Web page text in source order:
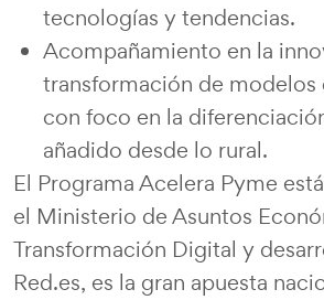
tecnologías y tendencias.
Acompañamiento en la
transformación de modelos
con foco en la
añadido desde lo rural.
El Programa Acelera Pyme
el Ministerio de Asuntos
Transformación Digital y
Red.es, es la gran apuesta